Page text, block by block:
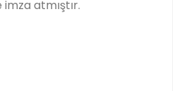
imza atmıştır.